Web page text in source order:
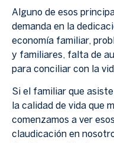
Alguno de esos
demanda en la
economía familiar,
y familiares, falta de
para conciliar con la
Si el familiar que
la calidad de vida que
comenzamos a ver
claudicación en